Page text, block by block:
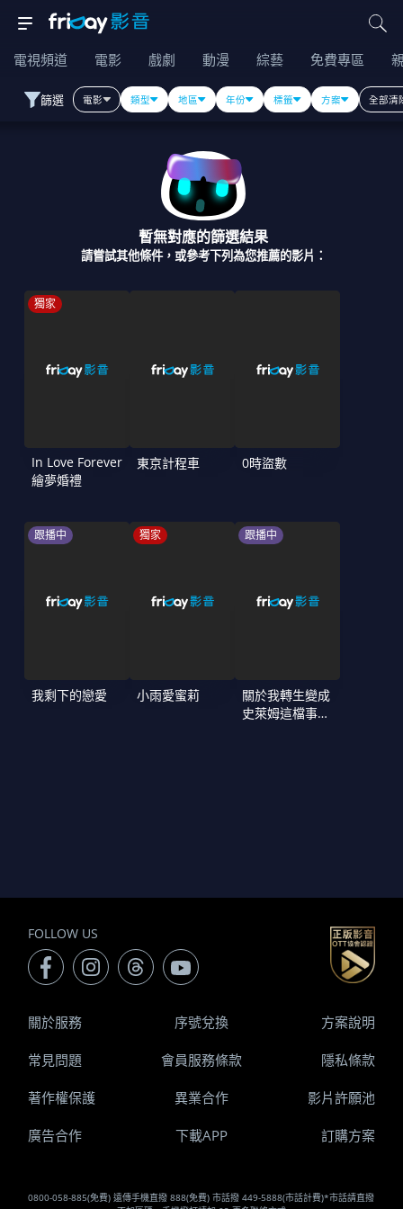
電視頻道 電影 戲劇 動漫 綜藝 免費專區
篩選 電影 類型 地區 年份 標籤 方案 全部清
暫無對應的篩選結果
請嘗試其他條件，或參考下列為您推薦的影片：
獨家
In Love Forever
繪夢婚禮
東京計程車 0時盜數
跟播中
我剩下的戀愛
獨家
小雨愛蜜莉
跟播中
關於我轉生變成
史萊姆這檔事
FOLLOW US
0800-058-885(免費) 遠傳手機直撥 888(免費) 市話撥 449-5888(市話計費)*市話請直撥
關於服務 序號兌換 方案說明
常見問題 會員服務條款 隱私條款
著作權保護 異業合作 影片許願池
廣告合作 下載APP 訂購方案